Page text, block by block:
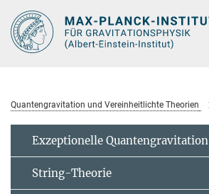
Hauptinhalt
Quantengravitation und Vereinheitlichte Theorien
Exzeptionelle Quantengravitation
String-Theorie